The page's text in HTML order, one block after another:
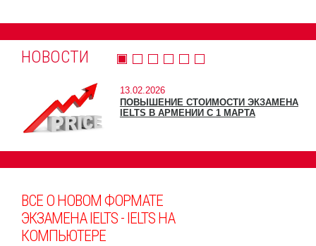
НОВОСТИ
13.02.2026
ПОВЫШЕНИЕ СТОИМОСТИ ЭКЗАМЕНА
IELTS В АРМЕНИИ С 1 МАРТА
ВСЕ О НОВОМ ФОРМАТЕ
ЭКЗАМЕНА IELTS - IELTS НА
КОМПЬЮТЕРЕ